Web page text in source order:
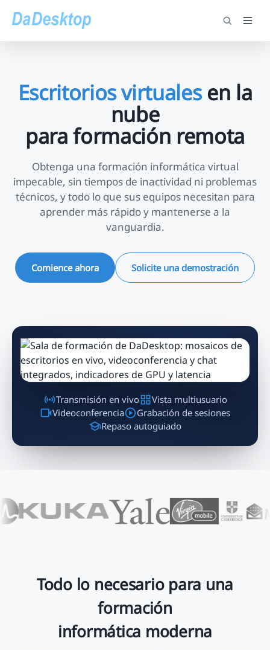
Escritorios virtualesen la
nube
para formación remota
Obtenga una formación informática virtual
impecable, sin tiempos de inactividad ni problemas
técnicos, y todo lo que sus equipos necesitan para
aprender más rápido y mantenerse a la
vanguardia.
Comience ahora Solicite una demostración
Transmisión en vivo
Vista multiusuario
Videoconferencia
Grabación de sesiones
Repaso autoguiado
Todo lo necesario para una
formación
informática moderna